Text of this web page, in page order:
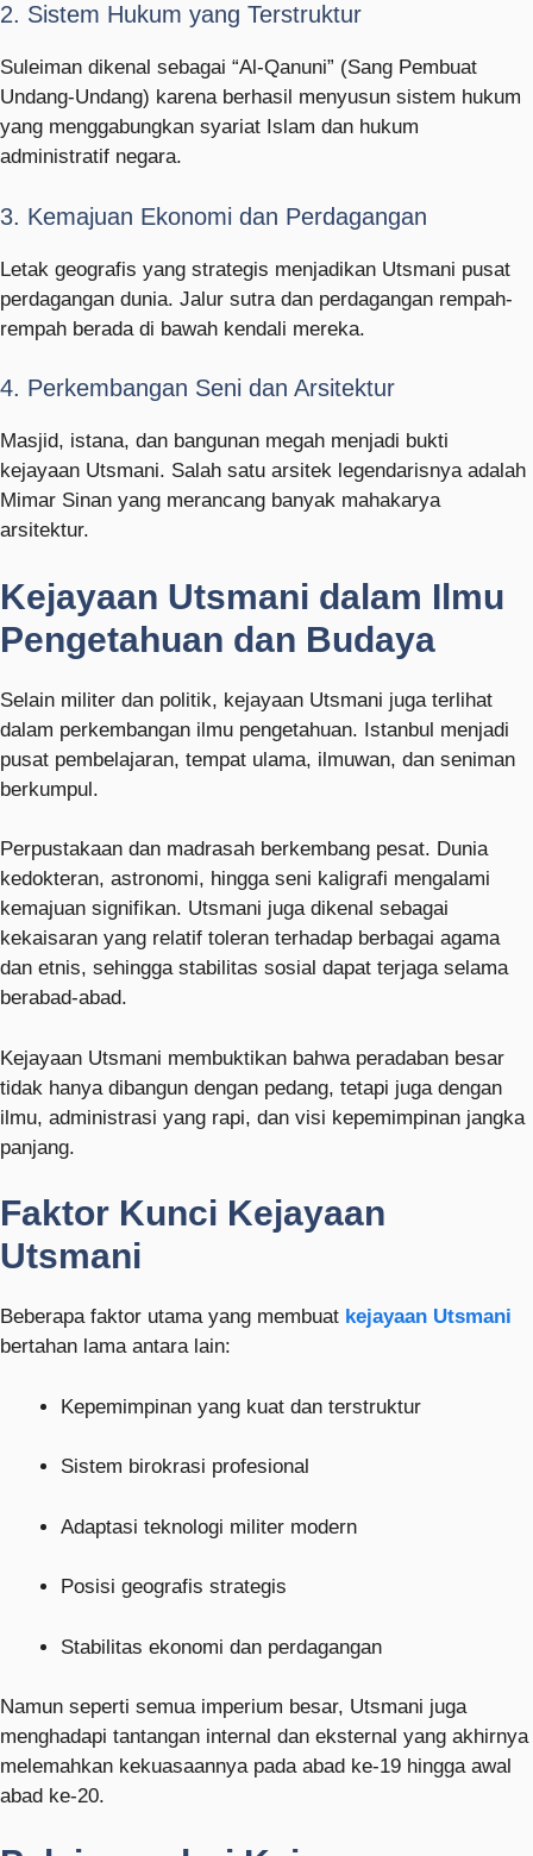
2. Sistem Hukum yang Terstruktur
Suleiman dikenal sebagai “Al-Qanuni” (Sang Pembuat
Undang-Undang) karena berhasil menyusun sistem hukum
yang menggabungkan syariat Islam dan hukum
administratif negara.
3. Kemajuan Ekonomi dan Perdagangan
Letak geografis yang strategis menjadikan Utsmani pusat
perdagangan dunia. Jalur sutra dan perdagangan rempah-
rempah berada di bawah kendali mereka.
4. Perkembangan Seni dan Arsitektur
Masjid, istana, dan bangunan megah menjadi bukti
kejayaan Utsmani. Salah satu arsitek legendarisnya adalah
Mimar Sinan yang merancang banyak mahakarya
arsitektur.
Kejayaan Utsmani dalam Ilmu
Pengetahuan dan Budaya
Selain militer dan politik, kejayaan Utsmani juga terlihat
dalam perkembangan ilmu pengetahuan. Istanbul menjadi
pusat pembelajaran, tempat ulama, ilmuwan, dan seniman
berkumpul.
Perpustakaan dan madrasah berkembang pesat. Dunia
kedokteran, astronomi, hingga seni kaligrafi mengalami
kemajuan signifikan. Utsmani juga dikenal sebagai
kekaisaran yang relatif toleran terhadap berbagai agama
dan etnis, sehingga stabilitas sosial dapat terjaga selama
berabad-abad.
Kejayaan Utsmani membuktikan bahwa peradaban besar
tidak hanya dibangun dengan pedang, tetapi juga dengan
ilmu, administrasi yang rapi, dan visi kepemimpinan jangka
panjang.
Faktor Kunci Kejayaan
Utsmani
Beberapa faktor utama yang membuat kejayaan Utsmani
bertahan lama antara lain:
Kepemimpinan yang kuat dan terstruktur
Sistem birokrasi profesional
Adaptasi teknologi militer modern
Posisi geografis strategis
Stabilitas ekonomi dan perdagangan
Namun seperti semua imperium besar, Utsmani juga
menghadapi tantangan internal dan eksternal yang akhirnya
melemahkan kekuasaannya pada abad ke-19 hingga awal
abad ke-20.